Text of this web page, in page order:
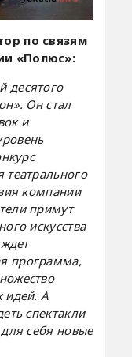
по связям
«Полюс»:
десятого
Он стал
и
театрального
компании
примут
искусства
программа,
идей. А
спектакли
себя новые